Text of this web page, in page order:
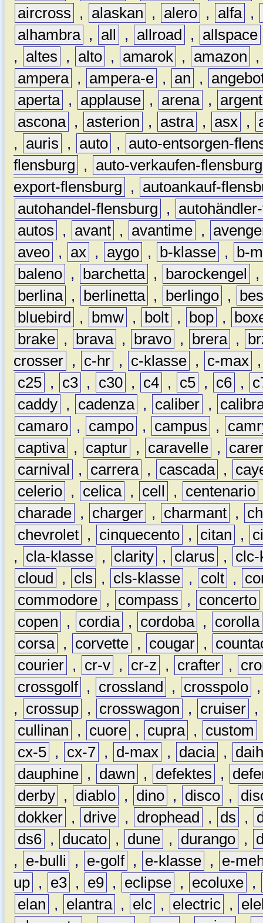
aircross
, alaskan , alero , alfa ,
alhambra , all , allroad , allspace
,
altes , alto , amarok , amazon
ampera , ampera-e , an ,
aperta , applause , arena ,
ascona , asterion , astra , asx ,
,
auris , auto ,
auto-entsorgen-
flensburg
,
auto-verkaufen-flensburg
export-flensburg
,
autoankauf-
autohandel-flensburg
,
autos
, avant , avantime ,
aveo , ax , aygo , b-klasse ,
b-
baleno , barchetta , barockengel
berlina , berlinetta , berlingo ,
bluebird
, bmw , bolt , bop ,
brake , brava , bravo , brera ,
crosser , c-hr , c-klasse , c-max
c25 , c3 , c30 , c4 , c5 , c6 ,
caddy , cadenza , caliber ,
camaro , campo , campus ,
captiva , captur , caravelle ,
carnival
, carrera , cascada ,
celerio , celica , cell , centenario
charade , charger , charmant ,
chevrolet , cinquecento , citan ,
,
cla-klasse , clarity , clarus ,
clc-
cloud
, cls , cls-klasse , colt ,
commodore , compass , concerto
copen
, cordia , cordoba ,
corolla
corsa , corvette , cougar ,
courier , cr-v , cr-z , crafter ,
crossgolf , crossland , crosspolo
,
crossup , crosswagon , cruiser ,
cullinan
, cuore , cupra , custom
cx-5 , cx-7 , d-max , dacia ,
dauphine , dawn , defektes ,
derby , diablo , dino , disco ,
dokker , drive , drophead , ds ,
ds6 , ducato , dune , durango ,
,
e-bulli , e-golf , e-klasse ,
e-
up , e3 , e9 , eclipse , ecoluxe ,
elan
, elantra , elc , electric ,